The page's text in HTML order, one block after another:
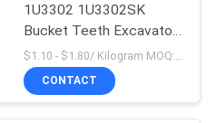
1U3302 1U3302SK
Bucket Teeth Excavator
Massaproductie
CONTACT